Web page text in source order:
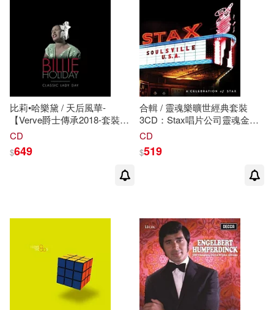
比莉•哈樂黛 / 天后風華-
【Verve爵士傳承2018-套裝典
藏5CD】(Billie Holiday /
CD
$649
合輯 / 靈魂樂曠世經典套裝
3CD：Stax唱片公司靈魂金曲
最精選(V.A. / Soulsville U.S.A.
CD
$519